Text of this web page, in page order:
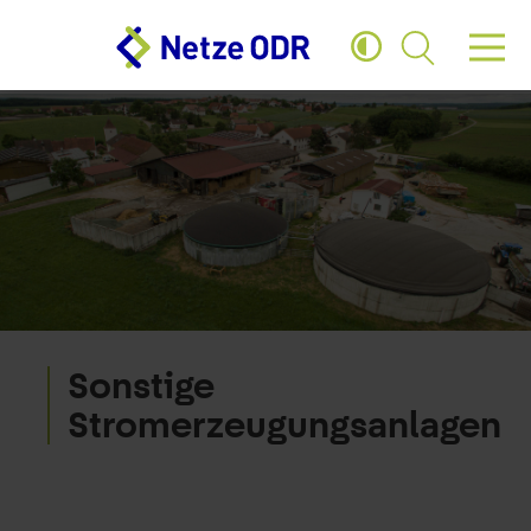
Zum Hauptinhalt springen Zum Footer springen
Sonstige
Stromerzeugungsanlagen